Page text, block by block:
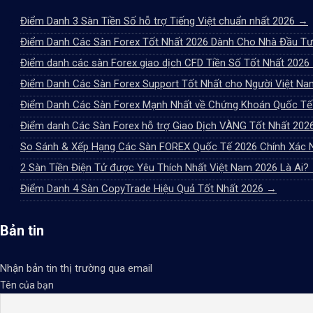
Điểm Danh 3 Sàn Tiền Số hỗ trợ Tiếng Việt chuẩn nhất 2026 →
Điểm Danh Các Sàn Forex Tốt Nhất 2026 Dành Cho Nhà Đầu
Điểm danh các sàn Forex giao dịch CFD Tiền Số Tốt Nhất 2026
Điểm Danh Các Sàn Forex Support Tốt Nhất cho Người Việt
Điểm Danh Các Sàn Forex Mạnh Nhất về Chứng Khoán Quốc
Điểm danh Các Sàn Forex hỗ trợ Giao Dịch VÀNG Tốt Nhất
So Sánh & Xếp Hạng Các Sàn FOREX Quốc Tế 2026 Chính Xác
2 Sàn Tiền Điện Tử được Yêu Thích Nhất Việt Nam 2026 Là Ai?
Điểm Danh 4 Sàn CopyTrade Hiệu Quả Tốt Nhất 2026 →
Bản tin
Nhận bản tin thị trường qua email
Tên của bạn